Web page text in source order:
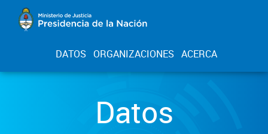
DATOS ORGANIZACIONES ACERCA
Datos